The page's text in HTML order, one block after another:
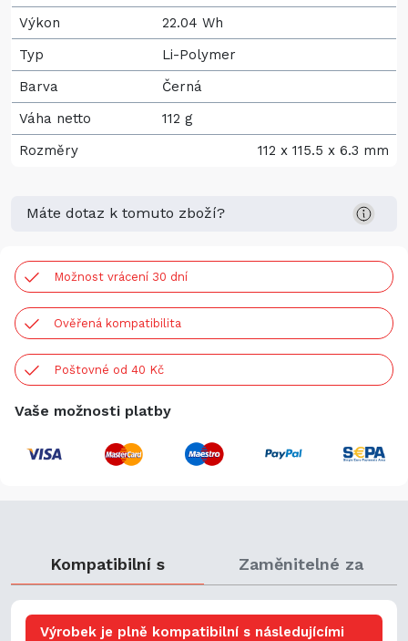
Výkon
22.04 Wh
Typ
Li-Polymer
Barva
Černá
Váha netto
112 g
Rozměry
112 x 115.5 x 6.3 mm
Máte dotaz k tomuto zboží?
Možnost vrácení 30 dní
Ověřená kompatibilita
Poštovné od 40 Kč
Vaše možnosti platby
Kompatibilní s Zaměnitelné za
Výrobek je plně kompatibilní s následujícími